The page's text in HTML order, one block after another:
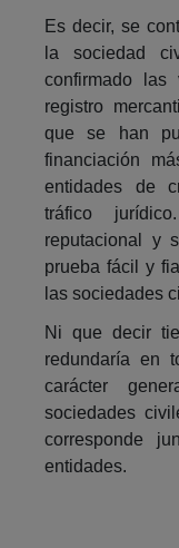
Es decir, se
la sociedad
confirmado
registro
que se han
financiación
entidades de
tráfico
reputacional y
prueba fácil y
las sociedades
Ni que decir
redundaría en
carácter
sociedades
corresponde
entidades.